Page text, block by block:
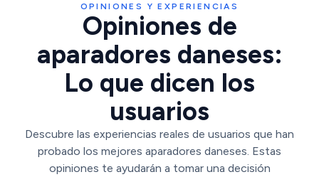
OPINIONES Y EXPERIENCIAS
Opiniones de
aparadores daneses:
Lo que dicen los
usuarios
Descubre las experiencias reales de usuarios que han
probado los mejores aparadores daneses. Estas
opiniones te ayudarán a tomar una decisión